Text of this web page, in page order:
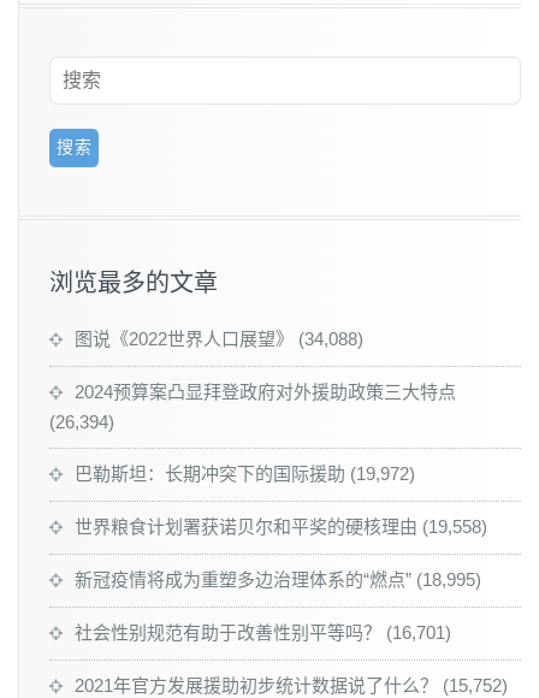
浏览最多的文章
图说《2022世界人口展望》 (34,088)
2024预算案凸显拜登政府对外援助政策三大特点
(26,394)
巴勒斯坦：长期冲突下的国际援助 (19,972)
世界粮食计划署获诺贝尔和平奖的硬核理由 (19,558)
新冠疫情将成为重塑多边治理体系的“燃点” (18,995)
社会性别规范有助于改善性别平等吗？ (16,701)
2021年官方发展援助初步统计数据说了什么？ (15,752)